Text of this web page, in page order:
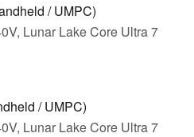
/ UMPC)
Lunar Lake Core Ultra 7
/ UMPC)
Lunar Lake Core Ultra 7